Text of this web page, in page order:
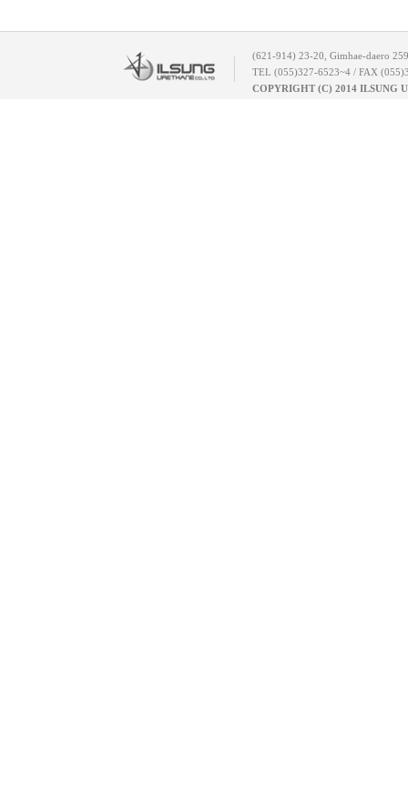
(621-914) 23-20, Gimhae-daero
TEL (055)327-6523~4 / FAX
COPYRIGHT (C) 2014 ILSUNG